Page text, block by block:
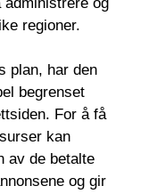
regioner.
plan, har den
begrenset
For å få
kan
av de betalte
og gir